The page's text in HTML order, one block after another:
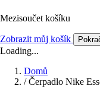
Mezisoučet košíku
Zobrazit můj košík
Loading...
Domů
/ Čerpadlo Nike